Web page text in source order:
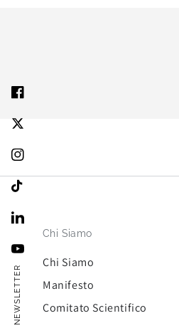
Chi Siamo
Chi Siamo
Manifesto
Comitato Scientifico
NEWSLETTER